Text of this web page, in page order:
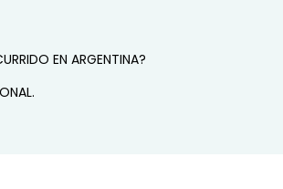
EN ARGENTINA?